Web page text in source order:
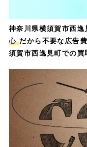
神奈川県横須賀市西
心 だから不要な広告
須賀市西逸見町での買